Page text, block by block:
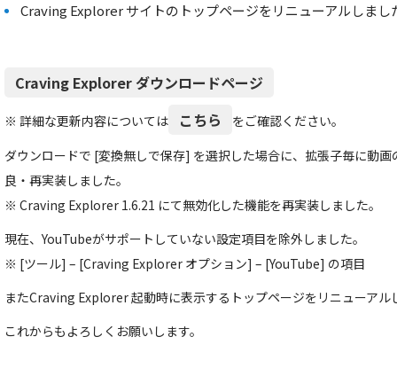
Craving Explorer サイトのトップページをリニューアルしまし
Craving Explorer ダウンロードページ
※ 詳細な更新内容については こちら
をご確認ください。
ダウンロードで [変換無しで保存] を選択した場合に、拡張子毎に動
良・再実装しました。
※ Craving Explorer 1.6.21 にて無効化した機能を再実装しました。
現在、YouTubeがサポートしていない設定項目を除外しました。
※ [ツール] – [Craving Explorer オプション] – [YouTube] の項目
またCraving Explorer 起動時に表示するトップページをリニューアル
これからもよろしくお願いします。